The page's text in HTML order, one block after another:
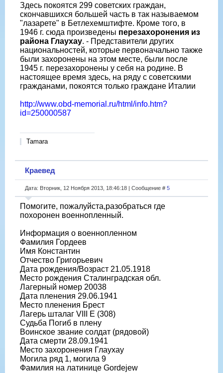
Здесь покоятся 299 советских граждан,
скончавшихся большей часть в так называемом
"лазарете" в Бетлехемштифте. Кроме того, в
1946 г. сюда произведены перезахоронения из
района Глаухау. - Представители других
национальностей, которые первоначально также
были захоронены на этом месте, были после
1945 г. перезахоронены у себя на родине. В
настоящее время здесь, на ряду с советскими
гражданами, покоятся только граждане Италии
http://www.obd-memorial.ru/html/info.htm?
id=250000587
Tamara
Краевед
Дата: Вторник, 12 Ноября 2013, 18:46:18 | Сообщение # 5
Помогите, пожалуйста,разобраться где
похоронен военнопленный.
Информация о военнопленном
Фамилия Гордеев
Имя Константин
Отчество Григорьевич
Дата рождения/Возраст 21.05.1918
Место рождения Сталинградская обл.
Лагерный номер 20038
Дата пленения 29.06.1941
Место пленения Брест
Лагерь шталаг VIII E (308)
Судьба Погиб в плену
Воинское звание солдат (рядовой)
Дата смерти 28.09.1941
Место захоронения Глаухау
Могила ряд 1, могила 9
Фамилия на латинице Gordejew